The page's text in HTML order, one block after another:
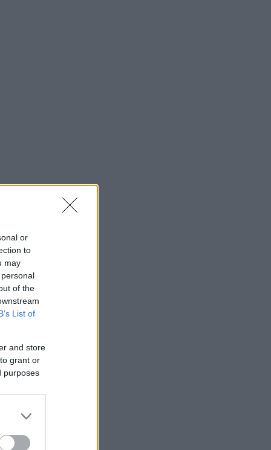
or
to
may
of the
List of
and store
grant or
purposes